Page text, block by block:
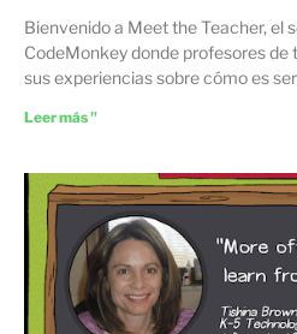
Bienvenido a Meet the Teacher, el
CodeMonkey donde profesores
sus experiencias sobre cómo es
Leer más "